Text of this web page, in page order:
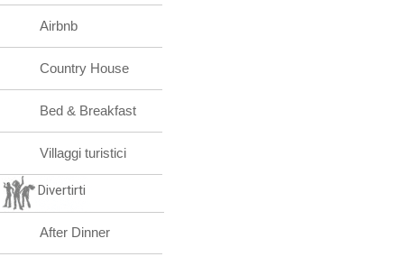
Airbnb
Country House
Bed & Breakfast
Villaggi turistici
Divertirti
After Dinner